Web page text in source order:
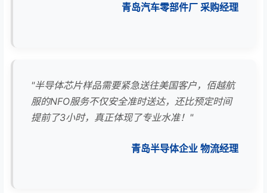
青岛汽车零部件厂 采购经理
"半导体芯片样品需要紧急送往美国客户，佰越航
服的NFO服务不仅安全准时送达，还比预定时间
提前了3小时，真正体现了专业水准！"
青岛半导体企业 物流经理